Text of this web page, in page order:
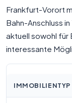
Frankfurt-Vorort
Bahn-Anschluss
aktuell sowohl für
interessante
IMMOBILIENTYP